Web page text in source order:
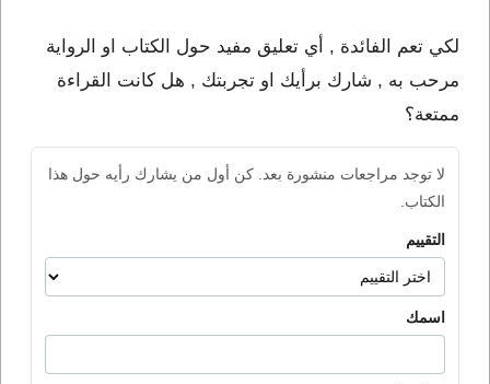
لكي تعم الفائدة , أي تعليق مفيد حول الكتاب او الرواية
مرحب به , شارك برأيك او تجربتك , هل كانت القراءة
ممتعة؟
لا توجد مراجعات منشورة بعد. كن أول من يشارك رأيه حول هذا
الكتاب.
التقييم
اسمك